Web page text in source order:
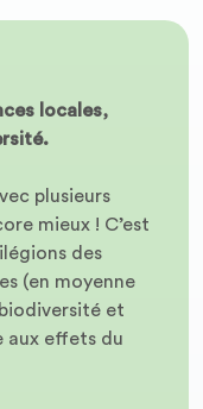
locales,
plusieurs
mieux ! C’est
des
(en moyenne
et
aux effets du